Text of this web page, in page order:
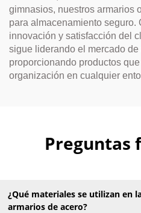
gimnasios, nuestros armarios
para almacenamiento seguro.
innovación y satisfacción del
sigue liderando el mercado de
proporcionando productos
organización en cualquier
Preguntas
¿Qué materiales se utilizan en
armarios de acero?